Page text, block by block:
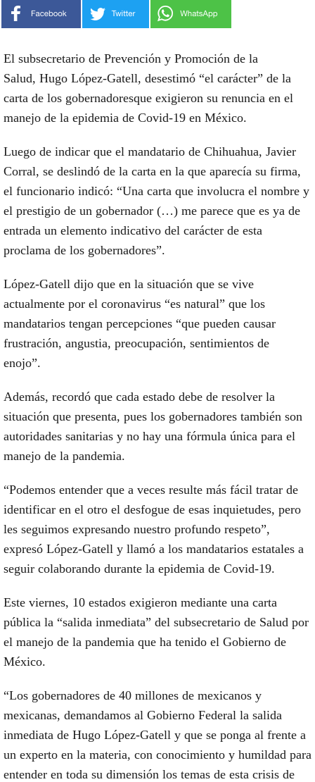
El subsecretario de Prevención y Promoción de la
Salud, Hugo López-Gatell, desestimó “el carácter” de la
carta de los gobernadoresque exigieron su renuncia en el
manejo de la epidemia de Covid-19 en México.
Luego de indicar que el mandatario de Chihuahua, Javier
Corral, se deslindó de la carta en la que aparecía su firma,
el funcionario indicó: “Una carta que involucra el nombre y
el prestigio de un gobernador (…) me parece que es ya de
entrada un elemento indicativo del carácter de esta
proclama de los gobernadores”.
López-Gatell dijo que en la situación que se vive
actualmente por el coronavirus “es natural” que los
mandatarios tengan percepciones “que pueden causar
frustración, angustia, preocupación, sentimientos de
enojo”.
Además, recordó que cada estado debe de resolver la
situación que presenta, pues los gobernadores también son
autoridades sanitarias y no hay una fórmula única para el
manejo de la pandemia.
“Podemos entender que a veces resulte más fácil tratar de
identificar en el otro el desfogue de esas inquietudes, pero
les seguimos expresando nuestro profundo respeto”,
expresó López-Gatell y llamó a los mandatarios estatales a
seguir colaborando durante la epidemia de Covid-19.
Este viernes, 10 estados exigieron mediante una carta
pública la “salida inmediata” del subsecretario de Salud por
el manejo de la pandemia que ha tenido el Gobierno de
México.
“Los gobernadores de 40 millones de mexicanos y
mexicanas, demandamos al Gobierno Federal la salida
inmediata de Hugo López-Gatell y que se ponga al frente a
un experto en la materia, con conocimiento y humildad para
entender en toda su dimensión los temas de esta crisis de